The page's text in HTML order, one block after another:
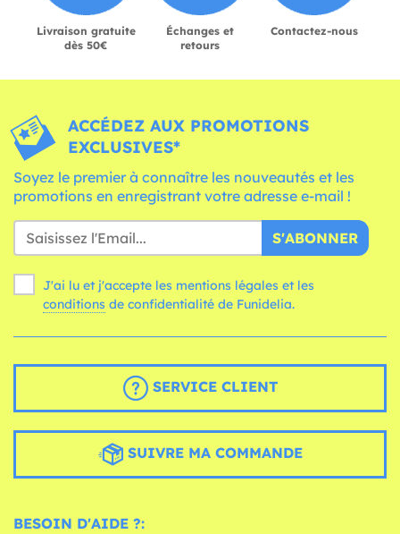
Livraison gratuite
dès 50€
Échanges et
retours
Contactez-nous
ACCÉDEZ AUX PROMOTIONS
EXCLUSIVES*
Soyez le premier à connaître les nouveautés et les
promotions en enregistrant votre adresse e-mail !
S'ABONNER
J'ai lu et j'accepte les mentions légales et les
conditions de confidentialité de Funidelia.
SERVICE CLIENT
SUIVRE MA COMMANDE
BESOIN D'AIDE ?: